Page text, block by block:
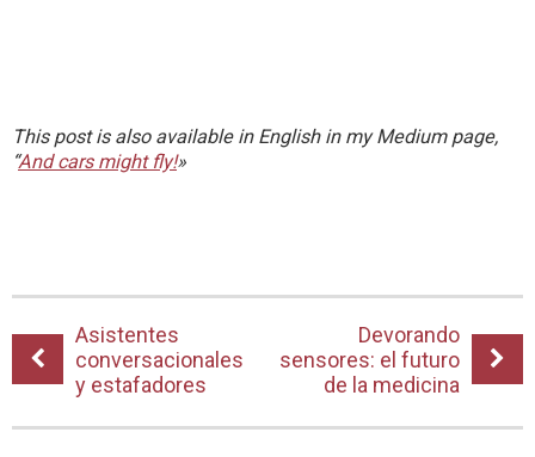
This post is also available in English in my Medium page,
“And cars might fly!»
Asistentes
conversacionales
y estafadores
Devorando
sensores: el futuro
de la medicina